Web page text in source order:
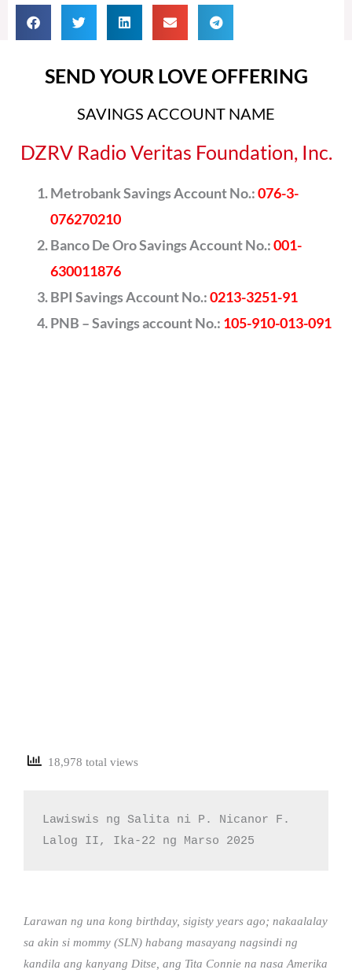
SEND YOUR LOVE OFFERING
SAVINGS ACCOUNT NAME
DZRV Radio Veritas Foundation, Inc.
Metrobank Savings Account No.:076-3-
076270210
Banco De Oro Savings Account No.:001-
630011876
BPI Savings Account No.:0213-3251-91
PNB – Savings account No.: 105-910-013-091
18,978 total views
Lawiswis ng Salita ni P. Nicanor F.
Lalog II, Ika-22 ng Marso 2025
Larawan ng una kong birthday, sigisty years ago; nakaalalay
sa akin si mommy (SLN) habang masayang nagsindi ng
kandila ang kanyang Ditse, ang Tita Connie na nasa Amerika